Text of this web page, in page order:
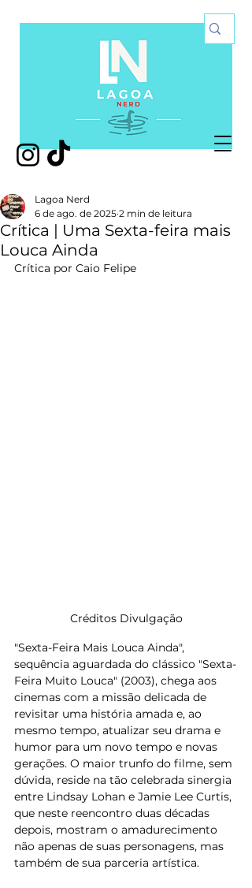
Crítica | Uma Sexta-feira mais
Louca Ainda
Lagoa Nerd
6 de ago. de 2025 2 min de leitura
Crítica por Caio Felipe
Créditos Divulgação
"Sexta-Feira Mais Louca Ainda",
sequência aguardada do clássico "Sexta-
Feira Muito Louca" (2003), chega aos
cinemas com a missão delicada de
revisitar uma história amada e, ao
mesmo tempo, atualizar seu drama e
humor para um novo tempo e novas
gerações. O maior trunfo do filme, sem
dúvida, reside na tão celebrada sinergia
entre Lindsay Lohan e Jamie Lee Curtis,
que neste reencontro duas décadas
depois, mostram o amadurecimento
não apenas de suas personagens, mas
também de sua parceria artística.